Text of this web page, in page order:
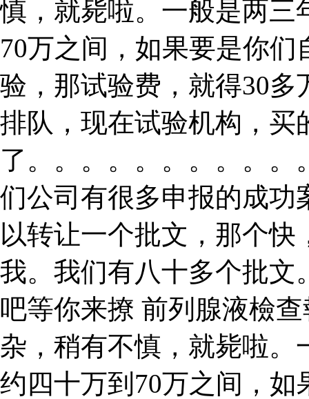
慎，就毙啦。一般是两三
70万之间，如果要是你
验，那试验费，就得30
排队，现在试验机构，买
了。。。。。。。。。
们公司有很多申报的成功
以转让一个批文，那个
我。我们有八十多个批文
吧等你来撩 前列腺液檢
杂，稍有不慎，就毙啦
约四十万到70万之间，